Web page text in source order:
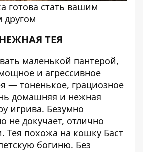
готова стать вашим
НЕЖНАЯ ТЕЯ
маленькой пантерой,
и агрессивное
— тоненькое, грациозное
домашняя и нежная
игрива. Безумно
не докучает, отлично
Тея похожа на кошку Баст
богиню. Без